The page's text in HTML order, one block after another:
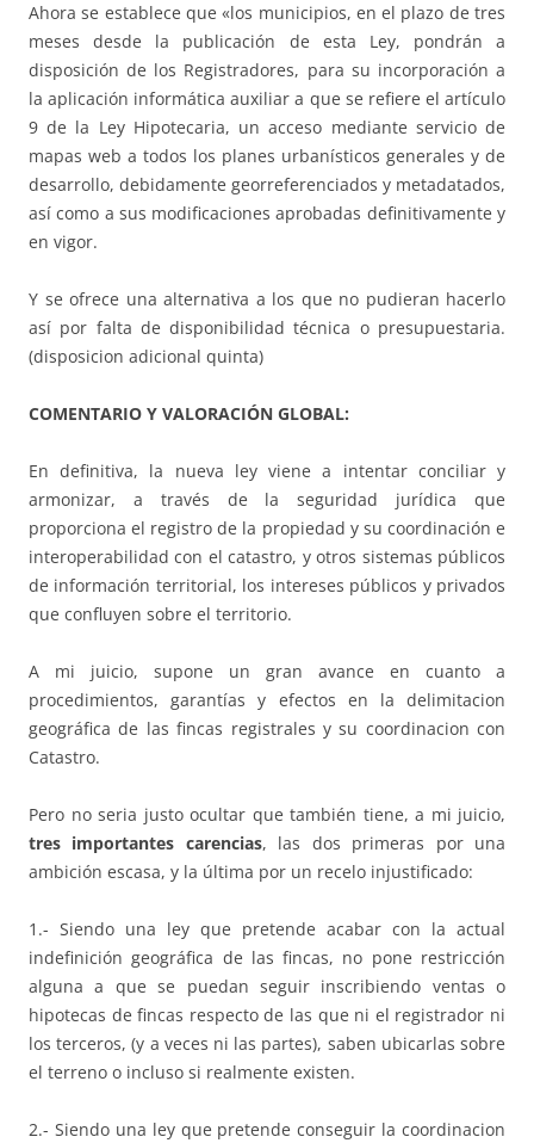
Ahora se establece que «los municipios, en el plazo de tres
meses desde la publicación de esta Ley, pondrán a
disposición de los Registradores, para su incorporación a
la aplicación informática auxiliar a que se refiere el artículo
9 de la Ley Hipotecaria, un acceso mediante servicio de
mapas web a todos los planes urbanísticos generales y de
desarrollo, debidamente georreferenciados y metadatados,
así como a sus modificaciones aprobadas definitivamente y
en vigor.
Y se ofrece una alternativa a los que no pudieran hacerlo
así por falta de disponibilidad técnica o presupuestaria.
(disposicion adicional quinta)
COMENTARIO Y VALORACIÓN GLOBAL:
En definitiva, la nueva ley viene a intentar conciliar y
armonizar, a través de la seguridad jurídica que
proporciona el registro de la propiedad y su coordinación e
interoperabilidad con el catastro, y otros sistemas públicos
de información territorial, los intereses públicos y privados
que confluyen sobre el territorio.
A mi juicio, supone un gran avance en cuanto a
procedimientos, garantías y efectos en la delimitacion
geográfica de las fincas registrales y su coordinacion con
Catastro.
Pero no seria justo ocultar que también tiene, a mi juicio,
tres importantes carencias, las dos primeras por una
ambición escasa, y la última por un recelo injustificado:
1.- Siendo una ley que pretende acabar con la actual
indefinición geográfica de las fincas, no pone restricción
alguna a que se puedan seguir inscribiendo ventas o
hipotecas de fincas respecto de las que ni el registrador ni
los terceros, (y a veces ni las partes), saben ubicarlas sobre
el terreno o incluso si realmente existen.
2.- Siendo una ley que pretende conseguir la coordinacion